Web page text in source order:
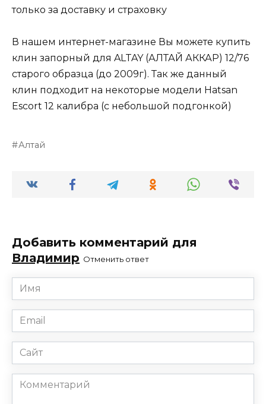
только за доставку и страховку
В нашем интернет-магазине Вы можете купить
клин запорный для ALTAY (АЛТАЙ АККАР) 12/76
старого образца (до 2009г). Так же данный
клин подходит на некоторые модели Hatsan
Escort 12 калибра (с небольшой подгонкой)
Алтай
Добавить комментарий для
Владимир Отменить ответ
Имя
*
Email
*
Сайт
Комментарий